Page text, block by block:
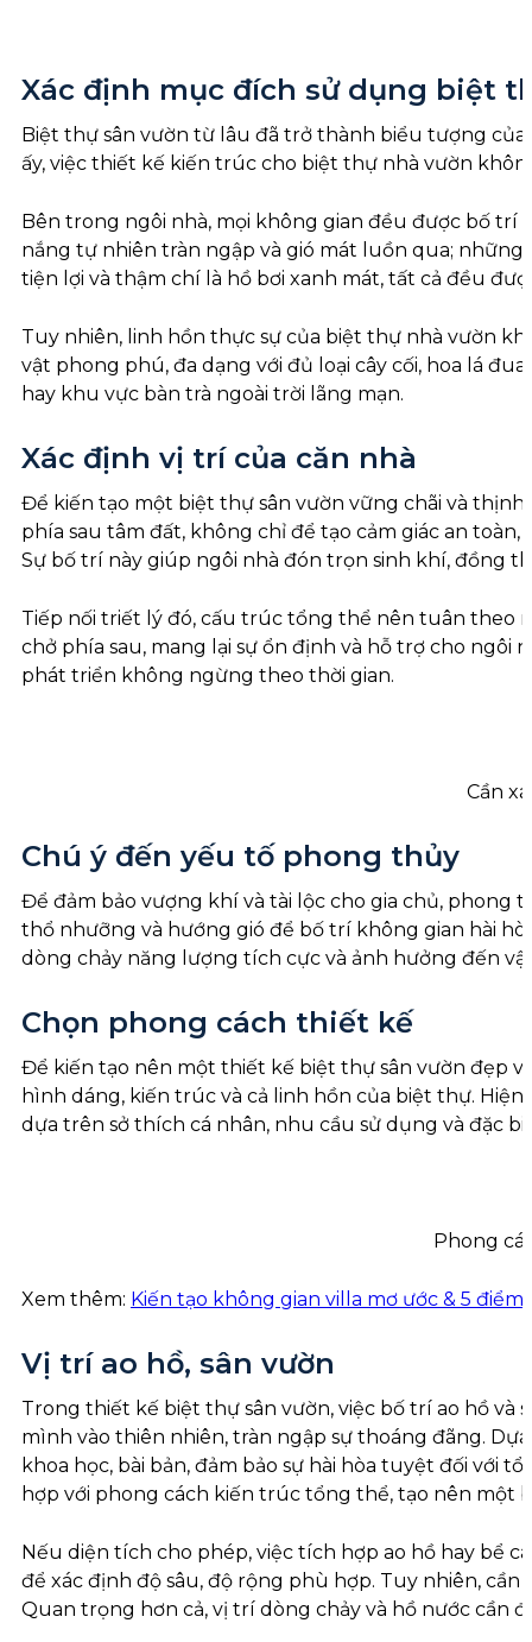
Xác định mục đích sử dụng biệt
Biệt thự sân vườn từ lâu đã trở thành biểu tượng
ấy, việc thiết kế kiến trúc cho biệt thự nhà vườn
Bên trong ngôi nhà, mọi không gian đều được bố trí
nắng tự nhiên tràn ngập và gió mát luồn qua; những
tiện lợi và thậm chí là hồ bơi xanh mát, tất cả đều
Tuy nhiên, linh hồn thực sự của biệt thự nhà vườn
vật phong phú, đa dạng với đủ loại cây cối, hoa lá
hay khu vực bàn trà ngoài trời lãng mạn.
Xác định vị trí của căn nhà
Để kiến tạo một biệt thự sân vườn vững chãi và
phía sau tâm đất, không chỉ để tạo cảm giác an
Sự bố trí này giúp ngôi nhà đón trọn sinh khí, đồng
Tiếp nối triết lý đó, cấu trúc tổng thể nên tuân theo
chở phía sau, mang lại sự ổn định và hỗ trợ cho
phát triển không ngừng theo thời gian.
Cần
Chú ý đến yếu tố phong thủy
Để đảm bảo vượng khí và tài lộc cho gia chủ, phong
thổ nhưỡng và hướng gió để bố trí không gian hài
dòng chảy năng lượng tích cực và ảnh hưởng đến
Chọn phong cách thiết kế
Để kiến tạo nên một thiết kế biệt thự sân vườn đẹp
hình dáng, kiến trúc và cả linh hồn của biệt thự.
dựa trên sở thích cá nhân, nhu cầu sử dụng và đặc
Phong
Xem thêm: Kiến tạo không gian villa mơ ước & 5
Vị trí ao hồ, sân vườn
Trong thiết kế biệt thự sân vườn, việc bố trí ao hồ
mình vào thiên nhiên, tràn ngập sự thoáng đãng.
khoa học, bài bản, đảm bảo sự hài hòa tuyệt đối với
hợp với phong cách kiến trúc tổng thể, tạo nên một
Nếu diện tích cho phép, việc tích hợp ao hồ hay bể
để xác định độ sâu, độ rộng phù hợp. Tuy nhiên,
Quan trọng hơn cả, vị trí dòng chảy và hồ nước cần